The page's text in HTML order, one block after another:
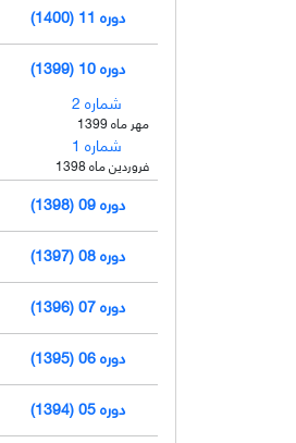
دوره 11 (1400)
دوره 10 (1399)
شماره 2
مهر ماه 1399
شماره 1
فروردین ماه 1398
دوره 09 (1398)
دوره 08 (1397)
دوره 07 (1396)
دوره 06 (1395)
دوره 05 (1394)